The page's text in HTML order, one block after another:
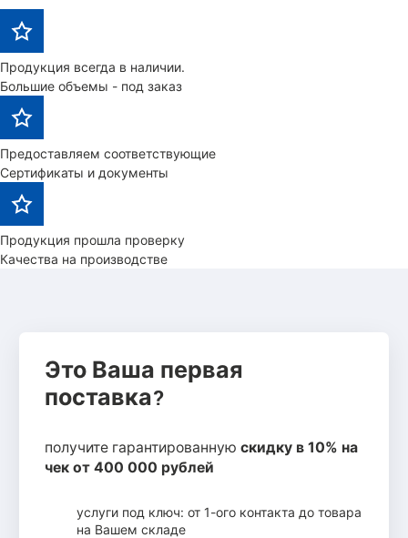
Продукция всегда в наличии.
Большие объемы - под заказ
Предоставляем соответствующие
Сертификаты и документы
Продукция прошла проверку
Качества на производстве
Это Ваша первая
поставка?
получите гарантированную скидку в 10% на
чек от 400 000 рублей
услуги под ключ: от 1-ого контакта до товара
на Вашем складе